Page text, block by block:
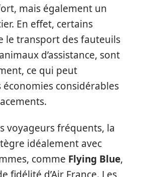
mais également un
En effet, certains
le transport des fauteuils
d’assistance, sont
ce qui peut
considérables
voyageurs fréquents, la
idéalement avec
comme Flying Blue,